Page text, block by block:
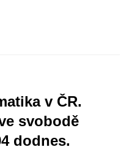
v ČR.
svobodě
dodnes.